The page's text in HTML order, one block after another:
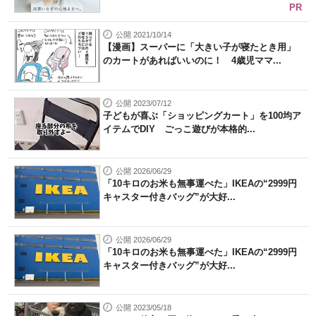
PR
公開 2021/10/14
【漫画】スーパーに「大きい子が寝たとき用」
のカートがあればいいのに！ 4歳児ママ...
公開 2023/07/12
子どもが喜ぶ「ショッピングカート」を100均ア
イテムでDIY ごっこ遊びが本格的...
公開 2026/06/29
「10キロのお米も無事運べた」IKEAの“2999円
キャスター付きバッグ”が大好...
公開 2026/06/29
「10キロのお米も無事運べた」IKEAの“2999円
キャスター付きバッグ”が大好...
公開 2023/05/18